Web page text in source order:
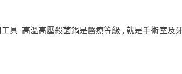
具–高溫高壓殺菌鍋是醫療等級 , 就是手術室及